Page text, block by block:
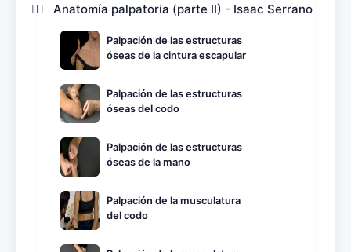
Anatomía palpatoria (parte II) - Isaac Serrano
Palpación de las estructuras
óseas de la cintura escapular
Palpación de las estructuras
óseas del codo
Palpación de las estructuras
óseas de la mano
Palpación de la musculatura
del codo